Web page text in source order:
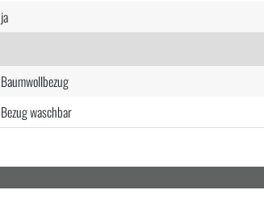
ja
Baumwollbezug
Bezug waschbar